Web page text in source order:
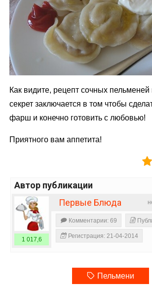
Как видите, рецепт сочных
секрет заключается в том чтобы
фарш и конечно готовить с любовью!
Приятного вам аппетита!
Автор публикации
Первые Блюда
1 017,6
Комментарии: 69
Регистрация: 21-04-2014
Пельмени